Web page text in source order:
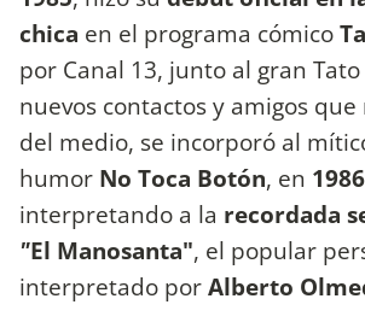
chica en el programa cómico
por Canal 13, junto al gran
nuevos contactos y amigos
del medio, se incorporó al
humor No Toca Botón, en 1986
interpretando a la recordada
"El Manosanta", el popular
interpretado porAlberto